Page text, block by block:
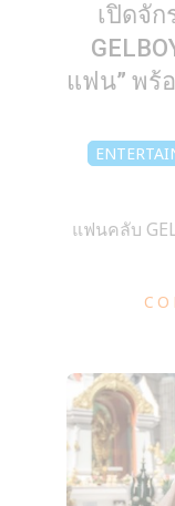
เปิดจั
แฟน” พร้
2026-
08-
แฟนคลับ